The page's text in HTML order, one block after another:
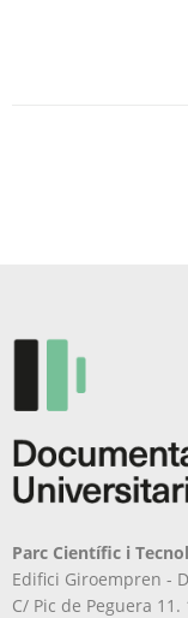
pàgina
producte
Parc Científic i
Edifici Giroempren -
C/ Pic de Peguera 11.